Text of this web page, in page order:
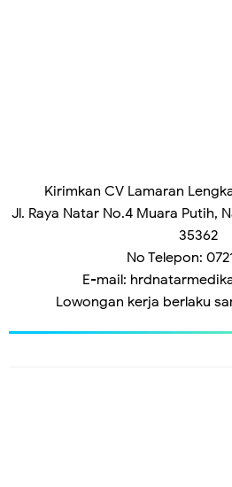
Kirimkan CV Lamaran
Jl. Raya Natar No.4 Muara Putih,
35362
No Telepon:
E-mail:
Lowongan kerja berlaku